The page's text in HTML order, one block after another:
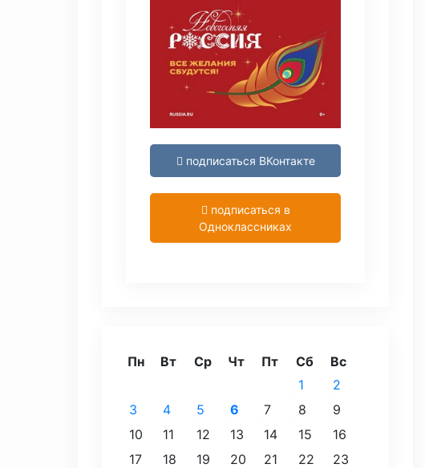
подписаться ВКонтакте
подписаться в
Одноклассниках
Пн Вт Ср Чт Пт Сб Вс
1
2
3
4 5 6 7 8
9
10
11 12 13 14 15
16
17
18 19 20 21 22
23